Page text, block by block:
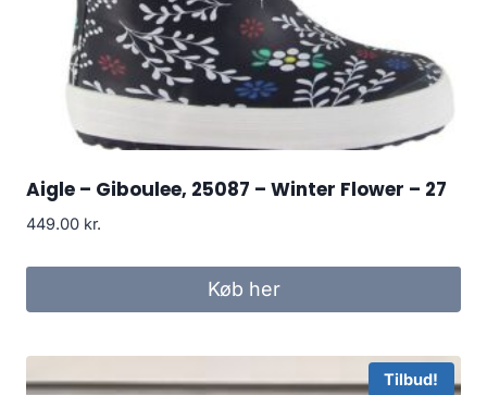
Aigle – Giboulee, 25087 – Winter Flower – 27
449.00 kr.
Køb her
Tilbud!